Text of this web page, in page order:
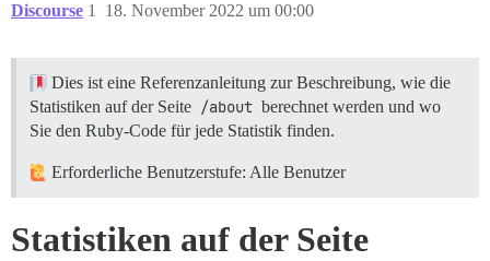
Discourse 18. November 2022 um 00:00
1
Dies ist eine Referenzanleitung zur Beschreibung, wie die
Statistiken auf der Seite /about berechnet werden und wo
Sie den Ruby-Code für jede Statistik finden.
Erforderliche Benutzerstufe: Alle Benutzer
Statistiken auf der Seite